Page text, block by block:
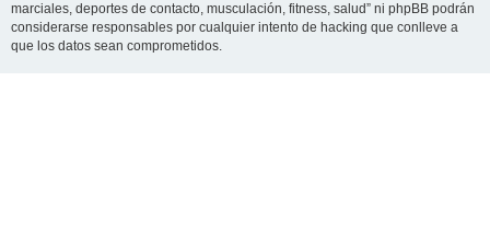
marciales, deportes de contacto, musculación, fitness, salud” ni phpBB podrán
considerarse responsables por cualquier intento de hacking que conlleve a
que los datos sean comprometidos.